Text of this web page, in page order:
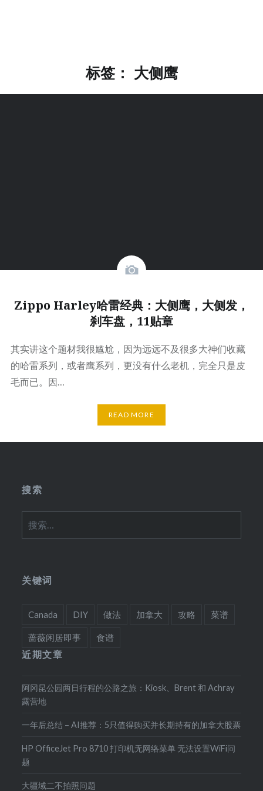
标签： 大侧鹰
Zippo Harley哈雷经典：大侧鹰，大侧发，
刹车盘，11贴章
其实讲这个题材我很尴尬，因为远远不及很多大神们收藏
的哈雷系列，或者鹰系列，更没有什么老机，完全只是皮
毛而已。因…
READ MORE
搜索
索：
关键词
Canada DIY 做法 加拿大 攻略 菜谱
蔷薇闲居即事 食谱
近期文章
阿冈昆公园两日行程的公路之旅：Kiosk、Brent 和 Achray
露营地
一年后总结 – AI推荐：5只值得购买并长期持有的加拿大股票
HP OfficeJet Pro 8710 打印机无网络菜单 无法设置WiFi问
题
大疆域二不拍照问题